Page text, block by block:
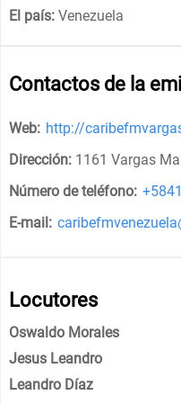
El país: Venezuela
Contactos de la
Web: http://
Dirección: 1161 Vargas
Número de teléfono:
E-mail:
Locutores
Oswaldo Morales
Jesus Leandro
Leandro Díaz